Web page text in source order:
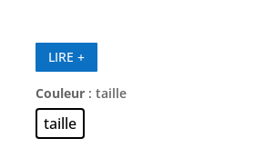
LIRE +
Couleur : taille
taille